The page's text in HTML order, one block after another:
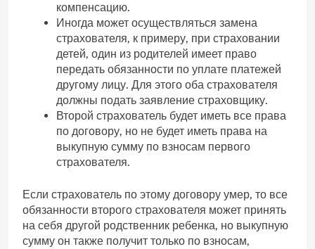
компенсацию.
Иногда может осуществляться замена
страхователя, к примеру, при страховании
детей, один из родителей имеет право
передать обязанности по уплате платежей
другому лицу. Для этого оба страхователя
должны подать заявление страховщику.
Второй страхователь будет иметь все права
по договору, но не будет иметь права на
выкупную сумму по взносам первого
страхователя.
Если страхователь по этому договору умер, то все
обязанности второго страхователя может принять
на себя другой родственник ребенка, но выкупную
сумму он также получит только по взносам,